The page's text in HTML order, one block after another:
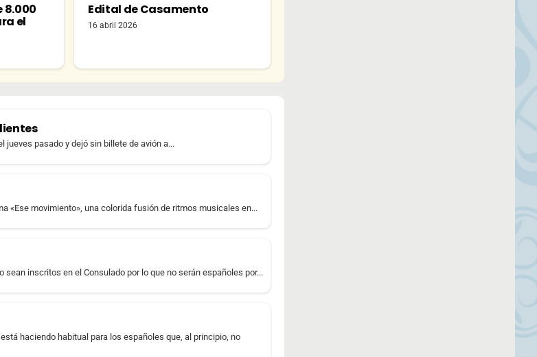
8.000
el
Edital de Casamento
16 abril 2026
pasado y dejó sin billete de avión a...
«Ese movimiento», una colorida fusión de ritmos musicales en...
inscritos en el Consulado por lo que no serán españoles por...
haciendo habitual para los españoles que, al principio, no